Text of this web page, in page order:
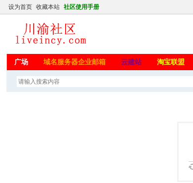
设为首页 收藏本站 社区使用手册
广场 域名服务器企业邮箱 云建站 淘宝联盟